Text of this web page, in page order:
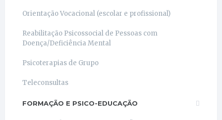
Orientação Vocacional (escolar e profissional)
Reabilitação Psicossocial de Pessoas com
Doença/Deficiência Mental
Psicoterapias de Grupo
Teleconsultas
FORMAÇÃO E PSICO-EDUCAÇÃO